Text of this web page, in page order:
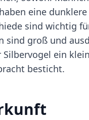
eine
sind wichtig
sind groß und
ein
besticht.